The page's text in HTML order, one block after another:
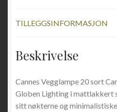
TILLEGGSINFORMASJON
Beskrivelse
Cannes Vegglampe 20 sort
Globen Lighting i mattlakkert
sitt nøkterne og